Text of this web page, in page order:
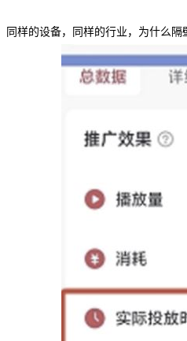
同样的设备，同样的行业，为什么